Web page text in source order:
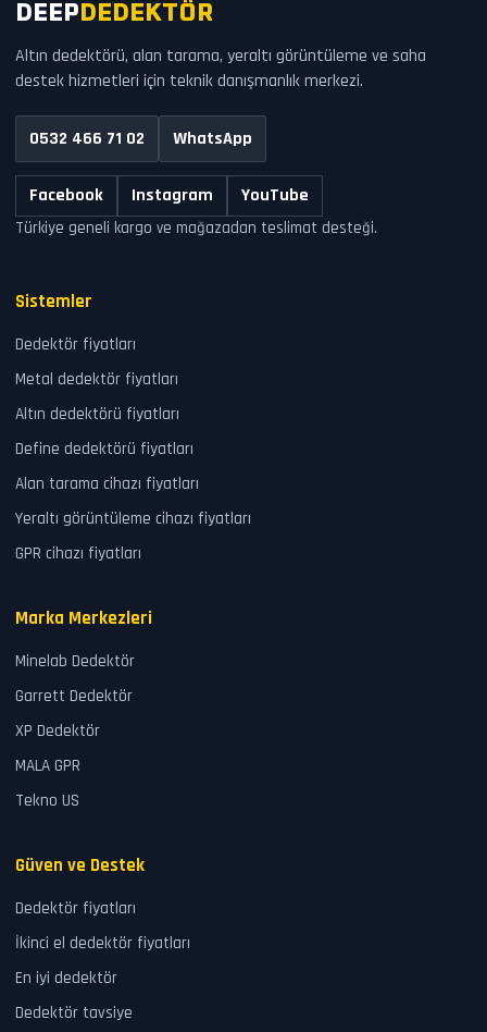
DEEP DEDEKTÖR
Altın dedektörü, alan tarama, yeraltı görüntüleme ve saha
destek hizmetleri için teknik danışmanlık merkezi.
0532 466 71 02 WhatsApp
Facebook Instagram YouTube
Türkiye geneli kargo ve mağazadan teslimat desteği.
Sistemler
Dedektör fiyatları
Metal dedektör fiyatları
Altın dedektörü fiyatları
Define dedektörü fiyatları
Alan tarama cihazı fiyatları
Yeraltı görüntüleme cihazı fiyatları
GPR cihazı fiyatları
Marka Merkezleri
Minelab Dedektör
Garrett Dedektör
XP Dedektör
MALA GPR
Tekno US
Güven ve Destek
Dedektör fiyatları
İkinci el dedektör fiyatları
En iyi dedektör
Dedektör tavsiye